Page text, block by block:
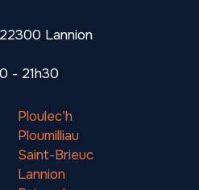
Ploulec’h
Ploumilliau
Saint-Brieuc
Lannion
Lannion
- 21h30